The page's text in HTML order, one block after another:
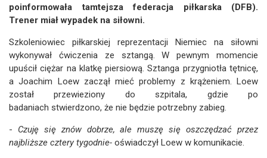
poinformowała tamtejsza federacja piłkarska (DFB).
Trener miał wypadek na siłowni.
Szkoleniowiec piłkarskiej reprezentacji Niemiec na siłowni
wykonywał ćwiczenia ze sztangą. W pewnym momencie
upuścił ciężar na klatkę piersiową. Sztanga przygniotła tętnicę,
a Joachim Loew zaczął mieć problemy z krążeniem. Loew
został przewieziony do szpitala, gdzie po
badaniach stwierdzono, że nie będzie potrzebny zabieg.
- Czuję się znów dobrze, ale muszę się oszczędzać przez
najbliższe cztery tygodnie- oświadczył Loew w komunikacie.